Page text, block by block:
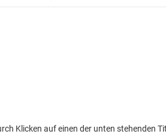
Klicken auf einen der unten stehenden